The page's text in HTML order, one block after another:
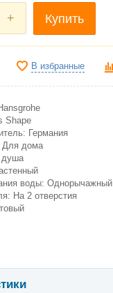
+ Купить
В избранные
Shape
Германия
Для дома
душа
воды: Однорычажный
На 2 отверстия